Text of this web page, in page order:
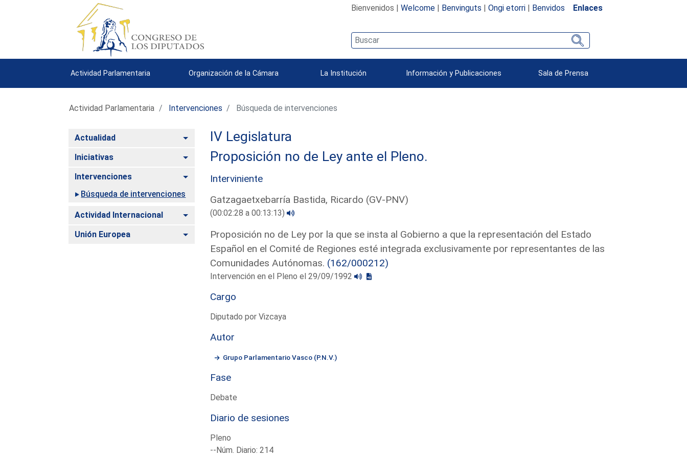
Bienvenidos | Welcome| Benvinguts | Ongi etorri| Benvidos Enlaces
Actividad Parlamentaria Organización de la Cámara La Institución Información y Publicaciones Sala de Prensa
Actividad Parlamentaria Intervenciones Búsqueda de intervenciones
Actualidad Alternar
Iniciativas Alternar
Intervenciones
Alternar
Búsqueda de intervenciones
Actividad Internacional Alternar
Unión Europea Alternar
IV Legislatura
Proposición no de Ley ante el Pleno.
Interviniente
Gatzagaetxebarría Bastida, Ricardo (GV-PNV)
(00:02:28 a 00:13:13)
Proposición no de Ley por la que se insta al Gobierno a que la representación del Estado
Español en el Comité de Regiones esté integrada exclusivamente por representantes de las
Comunidades Autónomas. (162/000212)
Intervención en el Pleno el 29/09/1992
Cargo
Diputado por Vizcaya
Autor
Grupo Parlamentario Vasco (P.N.V.)
Fase
Debate
Diario de sesiones
Pleno
--Núm. Diario: 214